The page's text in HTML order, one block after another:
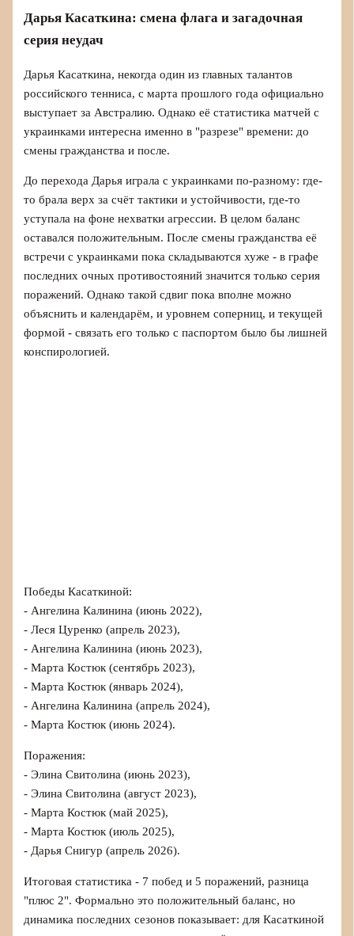
Дарья Касаткина: смена флага и загадочная
серия неудач
Дарья Касаткина, некогда один из главных талантов
российского тенниса, с марта прошлого года официально
выступает за Австралию. Однако её статистика матчей с
украинками интересна именно в "разрезе" времени: до
смены гражданства и после.
До перехода Дарья играла с украинками по-разному: где-
то брала верх за счёт тактики и устойчивости, где-то
уступала на фоне нехватки агрессии. В целом баланс
оставался положительным. После смены гражданства её
встречи с украинками пока складываются хуже - в графе
последних очных противостояний значится только серия
поражений. Однако такой сдвиг пока вполне можно
объяснить и календарём, и уровнем соперниц, и текущей
формой - связать его только с паспортом было бы лишней
конспирологией.
Победы Касаткиной:
- Ангелина Калинина (июнь 2022),
- Леся Цуренко (апрель 2023),
- Ангелина Калинина (июнь 2023),
- Марта Костюк (сентябрь 2023),
- Марта Костюк (январь 2024),
- Ангелина Калинина (апрель 2024),
- Марта Костюк (июнь 2024).
Поражения:
- Элина Свитолина (июнь 2023),
- Элина Свитолина (август 2023),
- Марта Костюк (май 2025),
- Марта Костюк (июль 2025),
- Дарья Снигур (апрель 2026).
Итоговая статистика - 7 побед и 5 поражений, разница
"плюс 2". Формально это положительный баланс, но
динамика последних сезонов показывает: для Касаткиной